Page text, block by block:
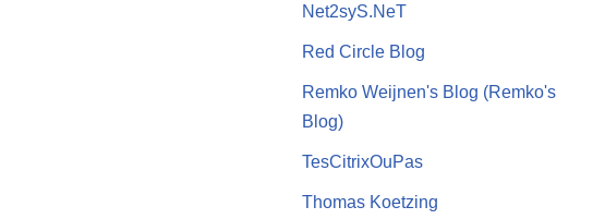
Net2syS.NeT
Red Circle Blog
Remko Weijnen's Blog (Remko's
Blog)
TesCitrixOuPas
Thomas Koetzing